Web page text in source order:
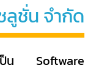
ลูชั่น จำกัด
เป็น Software